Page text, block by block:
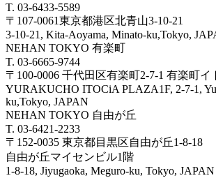
T. 03-6433-5589
〒107-0061東京都港区北青山3-10-21
3-10-21, Kita-Aoyama, Minato-ku,Tokyo,
NEHAN TOKYO 有楽町
T. 03-6665-9744
〒100-0006 千代田区有楽町2-7-1 有楽町
YURAKUCHO ITOCiA PLAZA1F, 2-7-1,
ku,Tokyo, JAPAN
NEHAN TOKYO 自由が丘
T. 03-6421-2233
〒152-0035 東京都目黒区自由が丘1-8-18
自由が丘マイセンビル1階
1-8-18, Jiyugaoka, Meguro-ku, Tokyo,